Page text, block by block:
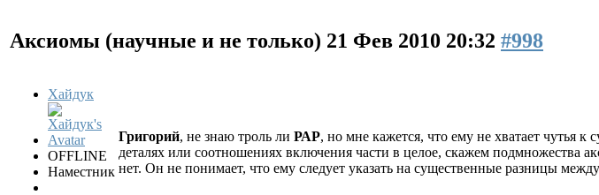
Аксиомы (научные и не только) 21 Фев 2010 20:32 #998
Хайдук
OFFLINE
Наместник
Григорий, не знаю троль ли РАР, но мне кажется, что ему не хватает чутья
деталях или соотношениях включения части в целое, скажем
нет. Он не понимает, что ему следует указать на существенные разницы